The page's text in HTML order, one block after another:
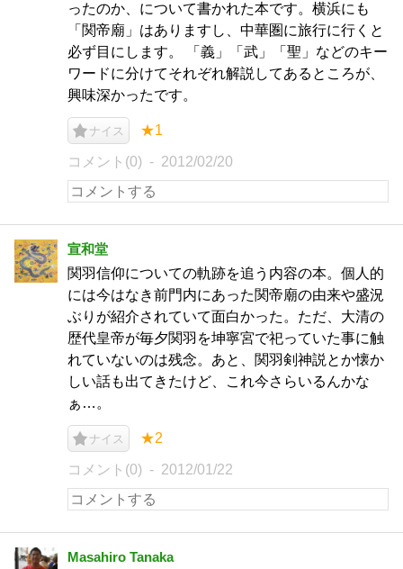
ったのか、について書かれた本です。横浜にも
「関帝廟」はありますし、中華圏に旅行に行くと
必ず目にします。 「義」「武」「聖」などのキー
ワードに分けてそれぞれ解説してあるところが、
興味深かったです。
ナイス ★1
コメント(0) 2012/02/20
宣和堂
関羽信仰についての軌跡を追う内容の本。個人的
には今はなき前門内にあった関帝廟の由来や盛況
ぶりが紹介されていて面白かった。ただ、大清の
歴代皇帝が毎夕関羽を坤寧宮で祀っていた事に触
れていないのは残念。あと、関羽剣神説とか懐か
しい話も出てきたけど、これ今さらいるんかな
ぁ…。
ナイス ★2
コメント(0) 2012/01/22
Masahiro Tanaka